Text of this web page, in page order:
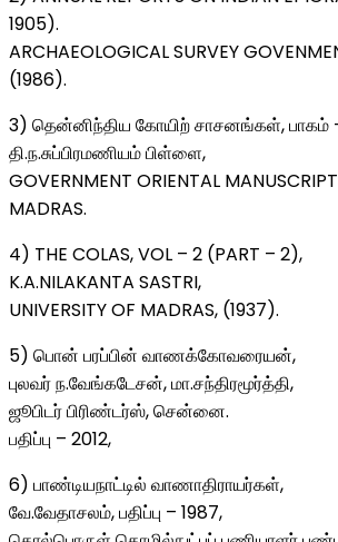
1905).
ARCHAEOLOGICAL SURVEY
(1986).
3) தென்னிந்திய கோயிற் சாசனங்கள், பாகம் –
தி.ந.சுப்பிரமணியம் பிள்ளை,
GOVERNMENT ORIENTAL
MADRAS.
4) THE COLAS, VOL – 2 (PART – 2),
K.A.NILAKANTA SASTRI,
UNIVERSITY OF MADRAS, (1937).
5) பொன் பரப்பின் வாணக்கோவரையன்,
புலவர் ந.வேங்கடேசன், மா.சந்திரமூர்த்தி,
ஜூபிடர் பிரிண்டர்ஸ், சென்னை.
பதிப்பு – 2012,
6) பாண்டியநாட்டில் வாணாதிராயர்கள்,
வே.வேதாசலம், பதிப்பு – 1987,